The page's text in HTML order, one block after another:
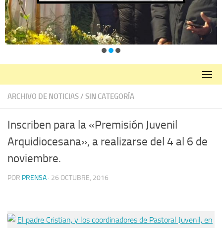
ARCHIVO DE NOTICIAS/ SIN CATEGORÍA
Inscriben para la «Premisión Juvenil
Arquidiocesana», a realizarse del 4 al 6 de
noviembre.
POR PRENSA · 26 OCTUBRE, 2016